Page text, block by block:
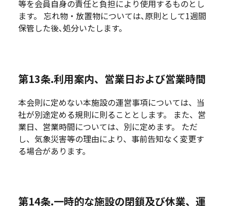
等を会員自身の責任と負担により使用するものとし
ます。 忘れ物・放置物については､原則として1週間
保管した後､処分いたします。
第13条.利用案内、営業日および営業時間
本会則に定めない本施設の運営事項については、当
社が別途定める規則に則ることとします。 また、営
業日、営業時間については、別に定めます。 ただ
し、気象災害等の理由により、事前告知なく変更す
る場合があります。
第14条.一時的な施設の閉鎖及び休業、運